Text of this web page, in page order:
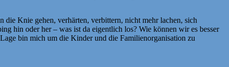
die Knie gehen, verhärten, verbittern, nicht mehr lachen, sich
hin oder her – was ist da eigentlich los? Wie können wir es besser
bin mich um die Kinder und die Familienorganisation zu